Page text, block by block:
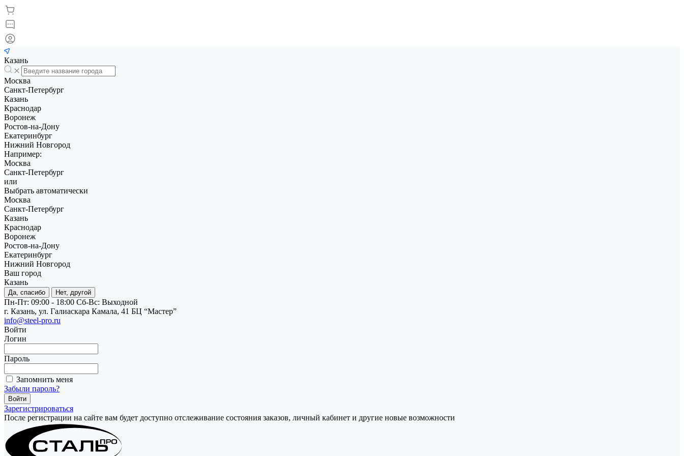
Казань
Москва
Санкт-Петербург
Казань
Краснодар
Воронеж
Ростов-на-Дону
Екатеринбург
Нижний Новгород
Например:
Москва
Санкт-Петербург
или
Выбрать автоматически
Москва
Санкт-Петербург
Казань
Краснодар
Воронеж
Ростов-на-Дону
Екатеринбург
Нижний Новгород
Ваш город
Казань
Да, спасибо Нет, другой
Пн-Пт: 09:00 - 18:00 Cб-Вс: Выходной
г. Казань, ул. Галиаскара Камала, 41 БЦ “Мастер”
info@steel-pro.ru
Войти
Логин
Пароль
Запомнить меня
Забыли пароль?
Зарегистрироваться
После регистрации на сайте вам будет доступно отслеживание состояния заказов, личный кабинет и другие новые возможности